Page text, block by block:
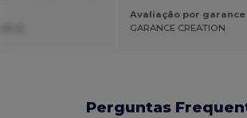
Avaliação por garance
GARANCE CREATION
Perguntas